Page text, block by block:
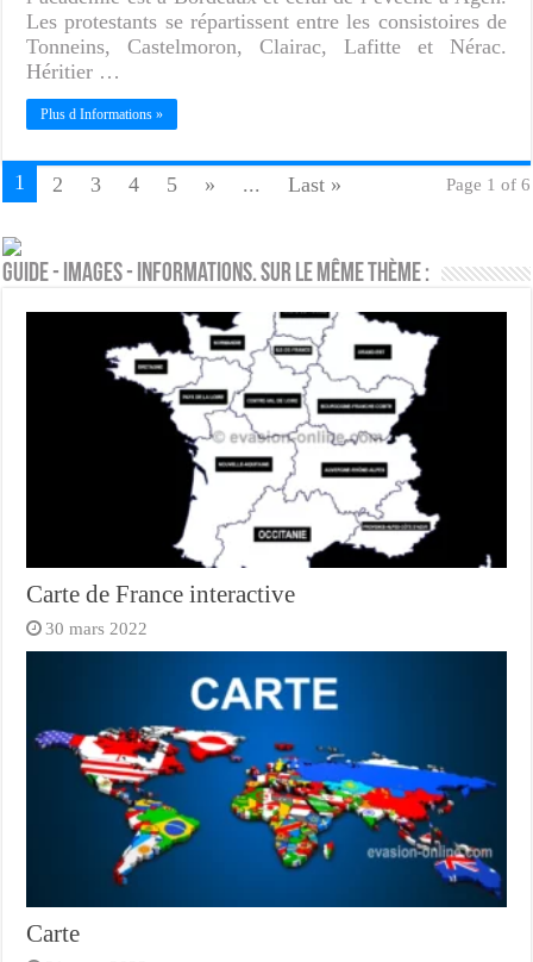
Les protestants se répartissent entre les consistoires de
Tonneins, Castelmoron, Clairac, Lafitte et Nérac.
Héritier …
Plus d Informations »
Page 1 of 6
1 2 3 4 5 » ... Last »
Guide - Images - Informations. Sur le même thème :
Carte de France interactive
30 mars 2022
Carte